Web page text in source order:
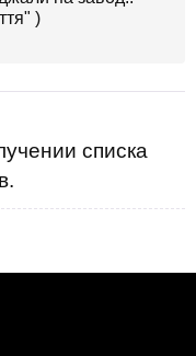
)
списка